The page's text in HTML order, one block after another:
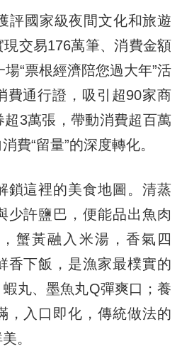
國家級夜間文化和旅遊
交易176萬筆、消費金額
“票根經濟陪您過大年”活
費通行證，吸引超90家商
3萬張，帶動消費超百萬
費“留量”的深度轉化。
這裡的美食地圖。清蒸
少許鹽巴，便能品出魚肉
蟹黃融入米湯，香氣四
香下飯，是漁家最樸實的
丸、墨魚丸Q彈爽口；養
，入口即化，傳統做法的
。